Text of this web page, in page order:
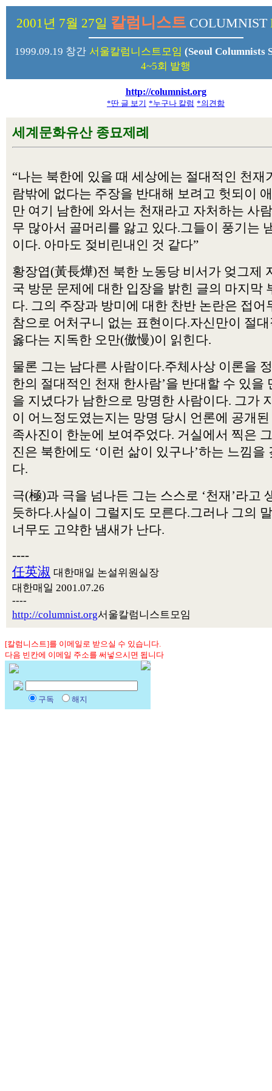
2001년 7월 27일 칼럼니스트 COLUMNIST
1999.09.19 창간 서울칼럼니스트모임 (Seoul Columnists
4~5회 발행
http://columnist.org
*딴 글 보기 *누구나 칼럼 *의견함
세계문화유산 종묘제례
“나는 북한에 있을 때 세상에는 절대적인 천재
람밖에 없다는 주장을 반대해 보려고 헛되이
만 여기 남한에 와서는 천재라고 자처하는 사
무 많아서 골머리를 앓고 있다.그들이 풍기는
이다. 아마도 젖비린내인 것 같다”
황장엽(黃長燁)전 북한 노동당 비서가 엊그제
국 방문 문제에 대한 입장을 밝힌 글의 마지막
다. 그의 주장과 방미에 대한 찬반 논란은 접어
참으로 어처구니 없는 표현이다.자신만이 절
옳다는 지독한 오만(傲慢)이 읽힌다.
물론 그는 남다른 사람이다.주체사상 이론을
한의 절대적인 천재 한사람’을 반대할 수 있을
을 지녔다가 남한으로 망명한 사람이다. 그가
이 어느정도였는지는 망명 당시 언론에 공개
족사진이 한눈에 보여주었다. 거실에서 찍은
진은 북한에도 ‘이런 삶이 있구나’하는 느낌을
다.
극(極)과 극을 넘나든 그는 스스로 ‘천재’라고
듯하다.사실이 그럴지도 모른다.그러나 그의
너무도 고약한 냄새가 난다.
----
任英淑 대한매일 논설위원실장
대한매일 2001.07.26
----
http://columnist.org서울칼럼니스트모임
[칼럼니스트]를 이메일로 받으실 수 있습니다.
다음 빈칸에 이메일 주소를 써넣으시면 됩니다
구독 해지